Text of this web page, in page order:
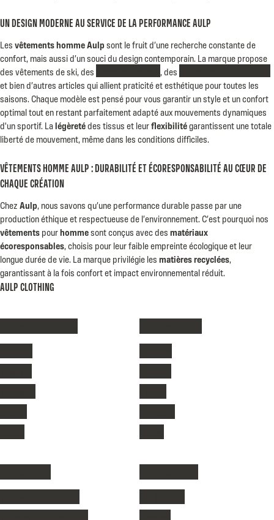
UN DESIGN MODERNE AU SERVICE DE LA PERFORMANCE AULP
Lesvêtements homme Aulpsont le fruit d’une recherche constante de
confort, mais aussi d’un souci du design contemporain. La marque propose
des vêtements de ski, des
, des
et bien d’autres articles qui allient praticité et esthétique pour toutes les
saisons. Chaque modèle est pensé pour vous garantir un style et un confort
optimal tout en restant parfaitement adapté aux mouvements dynamiques
d'un sportif. Lalégèretédes tissus et leurflexibilitégarantissent une totale
liberté de mouvement, même dans les conditions difficiles.
VÊTEMENTS HOMME AULP : DURABILITÉ ET ÉCORESPONSABILITÉ AU CŒUR DE
CHAQUE CRÉATION
Chez Aulp , nous savons qu’une performance durable passe par une
production éthique et respectueuse de l’environnement. C’est pourquoi nos
vêtementspourhommesont conçus avec desmatériaux
écoresponsables , choisis pour leur faible empreinte écologique et leur
longue durée de vie. La marque privilégie lesmatières recyclées
garantissant à la fois confort et impact environnemental réduit.
AULP CLOTHING